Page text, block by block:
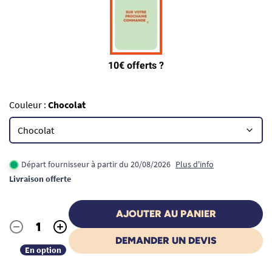
Couleur : Chocolat
Départ fournisseur à partir du 20/08/2026 Plus d'info
Livraison offerte
Quantité
- +
AJOUTER AU PANIER
DEMANDER UN DEVIS
En option